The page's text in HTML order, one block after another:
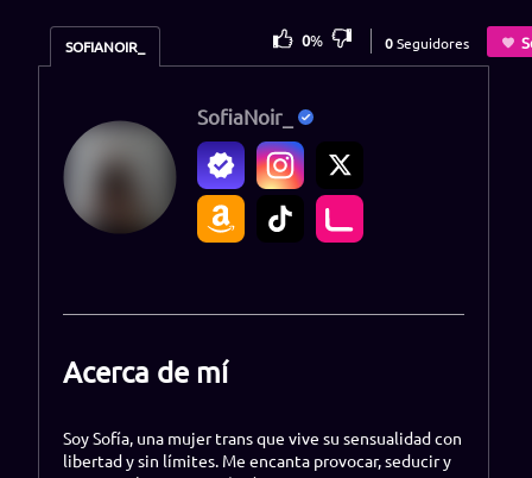
SOFIANOIR_ 0% 0Seguidores
SofiaNoir_
Acerca de mí
Soy Sofía, una mujer trans que vive su sensualidad con
libertad y sin límites. Me encanta provocar, seducir y